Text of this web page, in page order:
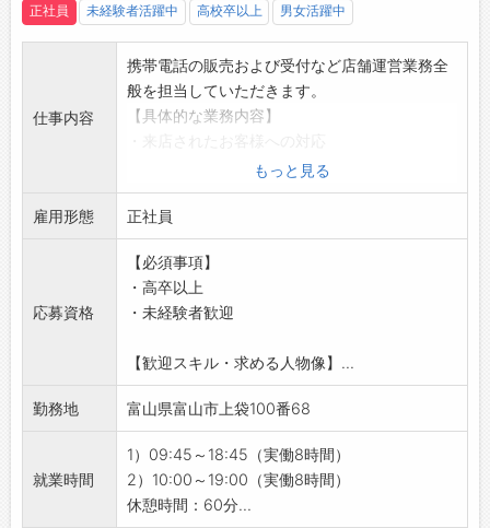
思ってもらえるようなスタッフになりたいで
す。」
↓
◆OJT研修
・店舗配属後、入社して2ヶ月間はOJTにより
先輩がしっかりとサポートします♪
・分からないことがあればすぐに相談できる環
・先輩社員の8割以上が業界未経験からの入社
で、悩みにも共感しやすく、実体験を活かした
的確なアドバイスをしてくれます＾＾
◆社内研修
・店舗配属後も、全社員向けに定期的に開催さ
れる研修で、人間力を高める機会があります！
・「コミュニケーション能力研修」「チームワ
を交えながら、楽しくスキルアップできる内容
です♪
【ステップアップ】
ており、社員の成長をサポートします！
・個人の頑張りをしっかり評価し、店長や副店
長などの管理職へのキャリアアップも可能です
正社員 未経験者活躍中 高校卒以上 男女活躍中
仕事内容
携帯電話の販売および受付など店舗運営業務全
般を担当していただきます。
【具体的な業務内容】
・新サービス・プランのご案内
◎店舗配属後は、シンプルな業務からお任せし
ます！
【おすすめポイント】
◇未経験の方・ブランクがある方もOK！
・充実した研修とサポート体制で安心してスタ
ートできます◎
・みんなで協力しながら、目標達成を目指して
業務に取り組みます＾＾
◇携帯キャリアの乗り換え不要♪
使いいただけます！
◇残業は月平均5時間◎
・オンとオフのメリハリをつけながら働ける環
もっと見る
雇用形態 正社員
応募資格
【必須事項】
・高卒以上
・未経験者歓迎
【歓迎スキル・求める人物像】...
勤務地 富山県富山市上袋100番68
就業時間
1）09:45～18:45（実働8時間）
2）10:00～19:00（実働8時間）
休憩時間：60分...